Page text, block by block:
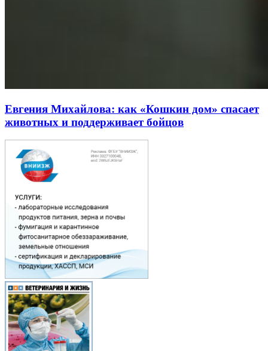
Евгения Михайлова: как «Кошкин дом» спасает
животных и поддерживает бойцов